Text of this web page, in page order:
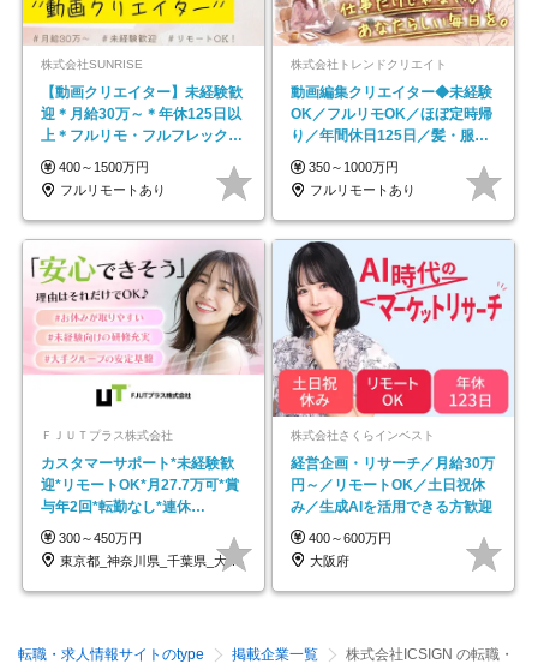
株式会社SUNRISE
【動画クリエイター】未経験歓
迎＊月給30万～＊年休125日以
上＊フルリモ・フルフレックス
◆10名の採用が決定◆
400～1500万円
フルリモートあり
株式会社トレンドクリエイト
動画編集クリエイター◆未経験
OK／フルリモOK／ほぼ定時帰
り／年間休日125日／髪・服・
ネイル自由／副業OK
350～1000万円
フルリモートあり
ＦＪＵＴプラス株式会社
カスタマーサポート*未経験歓
迎*リモートOK*月27.7万可*賞
与年2回*転勤なし*連休
OK/ZE010232
300～450万円
東京都_神奈川県_千葉県_大阪府_愛知県…
株式会社さくらインベスト
経営企画・リサーチ／月給30万
円～／リモートOK／土日祝休
み／生成AIを活用できる方歓迎
400～600万円
大阪府
転職・求人情報サイトのtype 掲載企業一覧
株式会社ICSIGN の転職・